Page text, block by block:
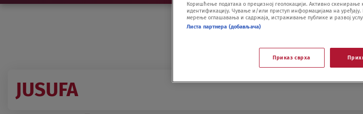
JUSUFA
Коришћење података о прецизној геолокацији. Активно скенирање
идентификацију. Чување и/или приступ информацијама на
мерење оглашавања и садржаја, истраживање публике и развој
Листа партнера (добављача)
Приказ сврха